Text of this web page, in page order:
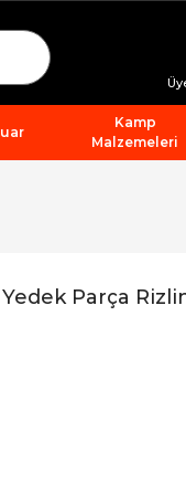
Kamp
Malzemeleri
Parça